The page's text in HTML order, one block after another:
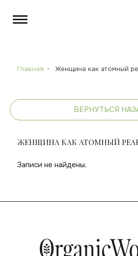
Главная Женщина как атомный
ВЕРНУТЬСЯ
ЖЕНЩИНА КАК АТОМНЫЙ
Записи не найдены.